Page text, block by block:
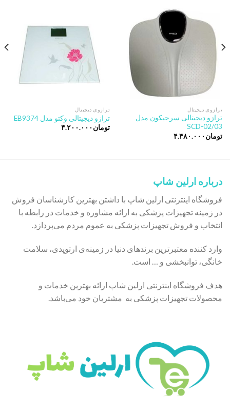
wishlist
ترازوی دیجیتال
ترازو دیجیتالی سرجیکون مدل
SCD-02/03
تومان ۴.۴۸۰.۰۰۰
ترازوی دیجیتال
ترازو دیجیتالی وکتو مدل EB9374
تومان ۴.۲۰۰.۰۰۰
درباره ارلین شاپ
فروشگاه اینترنتی ارلین شاپ با داشتن بهترین کارشناسان فروش
در زمینه تجهیزات پزشکی به ارائه مشاوره و خدمات در رابطه با
انتخاب و فروش تجهیزات پزشکی به عموم مردم می‌پردازد.
وارد کننده معتبرترین برندهای دنیا در زمینه‌ی ارتوپدی، سلامت
خانگی، توانبخشی و … است.
هدف فروشگاه اینترنتی ارلین شاپ ارائه بهترین خدمات و
محصولات تجهیزات پزشکی به مشتریان خود می‌باشد.